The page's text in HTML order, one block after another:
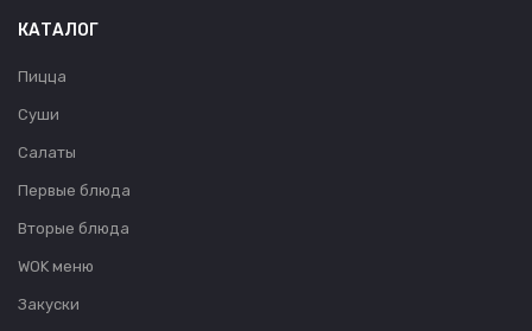
КАТАЛОГ
Пицца
Суши
Салаты
Первые блюда
Вторые блюда
WOK меню
Закуски